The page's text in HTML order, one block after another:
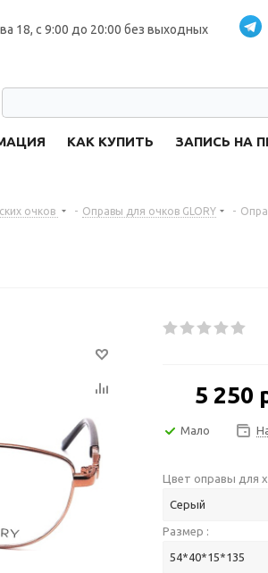
18, с 9:00 до 20:00 без выходных
КАК КУПИТЬ ЗАПИСЬ НА
очков - Оправы для очков GLORY -
5 250
Мало
Цвет оправы для
Серый
Размер :
54*40*15*135